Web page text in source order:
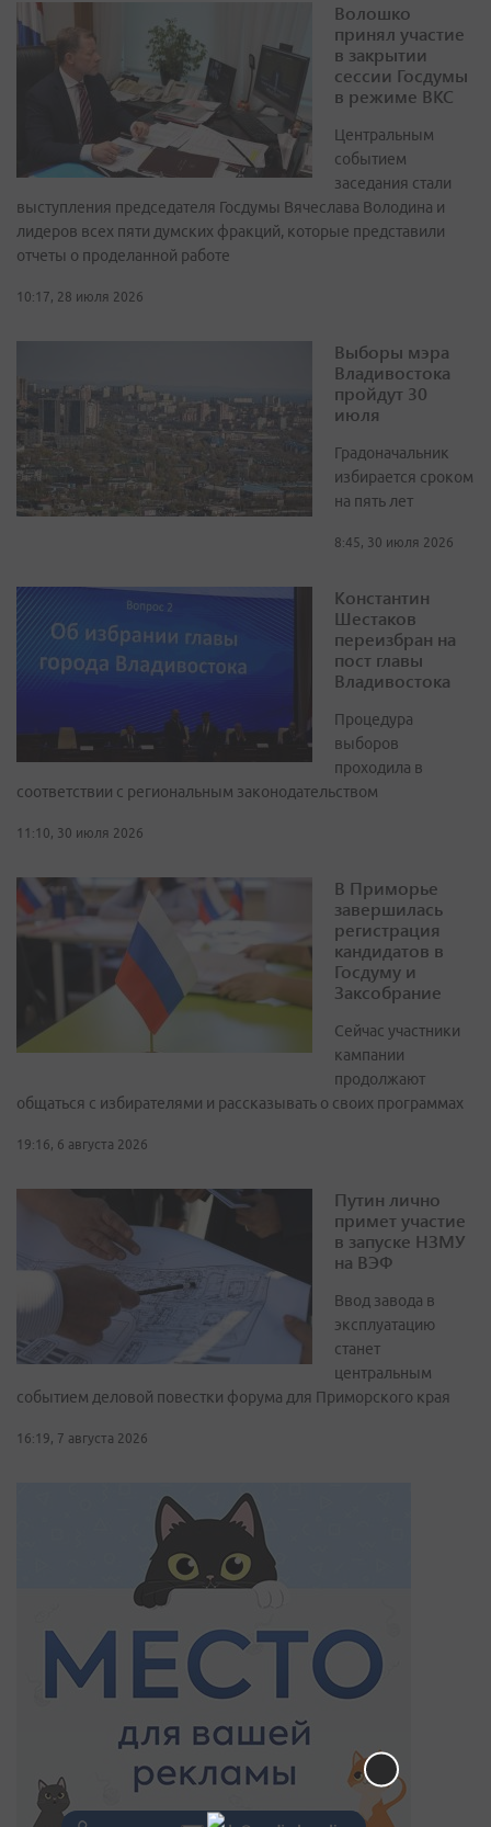
Волошко
принял участие
в закрытии
сессии Госдумы
в режиме ВКС
Центральным
событием
заседания стали
выступления председателя Госдумы Вячеслава Володина и
лидеров всех пяти думских фракций, которые представили
отчеты о проделанной работе
10:17, 28 июля 2026
Выборы мэра
Владивостока
пройдут 30
июля
Градоначальник
избирается сроком
на пять лет
8:45, 30 июля 2026
Константин
Шестаков
переизбран на
пост главы
Владивостока
Процедура
выборов
проходила в
соответствии с региональным законодательством
11:10, 30 июля 2026
В Приморье
завершилась
регистрация
кандидатов в
Госдуму и
Заксобрание
Сейчас участники
кампании
продолжают
общаться с избирателями и рассказывать о своих программах
19:16, 6 августа 2026
Путин лично
примет участие
в запуске НЗМУ
на ВЭФ
Ввод завода в
эксплуатацию
станет
центральным
событием деловой повестки форума для Приморского края
16:19, 7 августа 2026